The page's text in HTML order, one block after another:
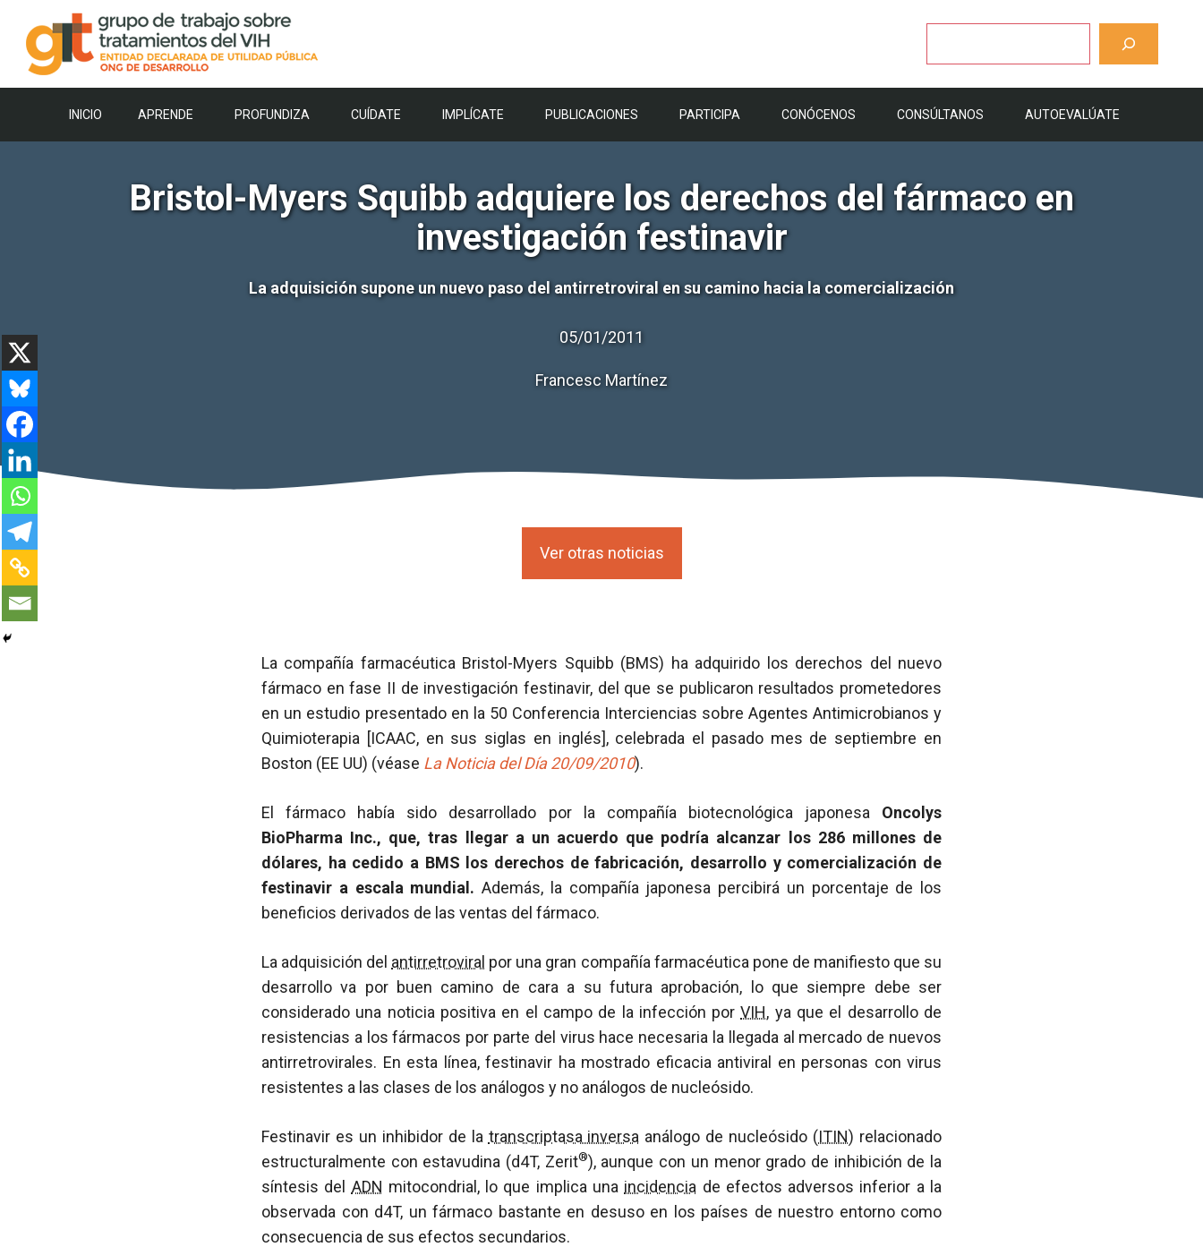
contenido
INICIO APRENDE PROFUNDIZA CUÍDATE IMPLÍCATE PUBLICACIONES PARTICIPA CONÓCENOS CONSÚLTANOS AUTOEVALÚATE
Bristol-Myers Squibb adquiere los derechos del fármaco en
investigación festinavir
La adquisición supone un nuevo paso del antirretroviral en su camino hacia la comercialización
05/01/2011
Francesc Martínez
Ver otras noticias
La compañía farmacéutica Bristol-Myers Squibb (BMS) ha adquirido los derechos del nuevo
fármaco en fase II de investigación festinavir, del que se publicaron resultados prometedores
en un estudio presentado en la 50 Conferencia Interciencias sobre Agentes Antimicrobianos y
Quimioterapia [ICAAC, en sus siglas en inglés], celebrada el pasado mes de septiembre en
Boston (EE UU) (véase La Noticia del Día 20/09/2010).
El fármaco había sido desarrollado por la compañía biotecnológica japonesa Oncolys
BioPharma Inc., que, tras llegar a un acuerdo que podría alcanzar los 286 millones de
dólares, ha cedido a BMS los derechos de fabricación, desarrollo y comercialización de
festinavir a escala mundial. Además, la compañía japonesa percibirá un porcentaje de los
beneficios derivados de las ventas del fármaco.
La adquisición del antirretroviral por una gran compañía farmacéutica pone de manifiesto que su
desarrollo va por buen camino de cara a su futura aprobación, lo que siempre debe ser
considerado una noticia positiva en el campo de la infección porVIH, ya que el desarrollo de
resistencias a los fármacos por parte del virus hace necesaria la llegada al mercado de nuevos
antirretrovirales. En esta línea, festinavir ha mostrado eficacia antiviral en personas con virus
resistentes a las clases de los análogos y no análogos de nucleósido.
Festinavir es un inhibidor de la transcriptasa inversa análogo de nucleósido (ITIN) relacionado
estructuralmente con estavudina (d4T, Zerit®), aunque con un menor grado de inhibición de la
síntesis del ADN mitocondrial, lo que implica una incidencia de efectos adversos inferior a la
observada con d4T, un fármaco bastante en desuso en los países de nuestro entorno como
consecuencia de sus efectos secundarios.